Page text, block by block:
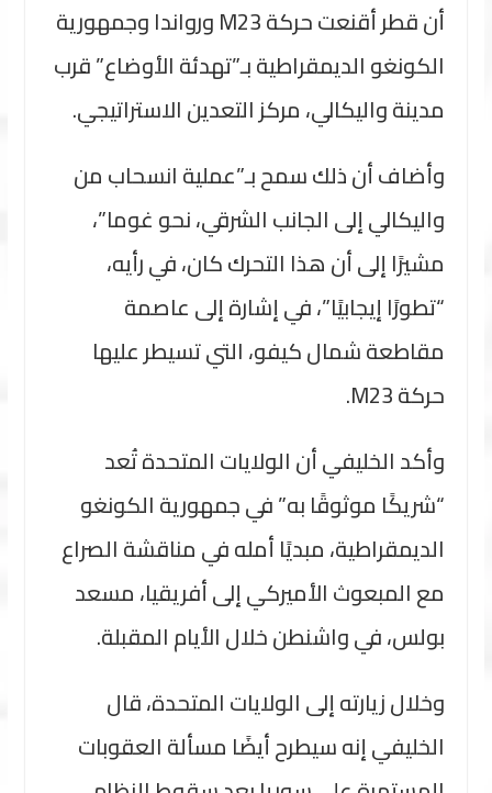
أن قطر أقنعت حركة M23 ورواندا وجمهورية
الكونغو الديمقراطية بـ”تهدئة الأوضاع” قرب
مدينة واليكالي، مركز التعدين الاستراتيجي.
وأضاف أن ذلك سمح بـ”عملية انسحاب من
واليكالي إلى الجانب الشرقي، نحو غوما”،
مشيرًا إلى أن هذا التحرك كان، في رأيه،
“تطورًا إيجابيًا”، في إشارة إلى عاصمة
مقاطعة شمال كيفو، التي تسيطر عليها
حركة M23.
وأكد الخليفي أن الولايات المتحدة تُعد
“شريكًا موثوقًا به” في جمهورية الكونغو
الديمقراطية، مبديًا أمله في مناقشة الصراع
مع المبعوث الأميركي إلى أفريقيا، مسعد
بولس، في واشنطن خلال الأيام المقبلة.
وخلال زيارته إلى الولايات المتحدة، قال
الخليفي إنه سيطرح أيضًا مسألة العقوبات